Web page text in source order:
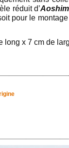
réduit d’
pour le
long x 7 cm de